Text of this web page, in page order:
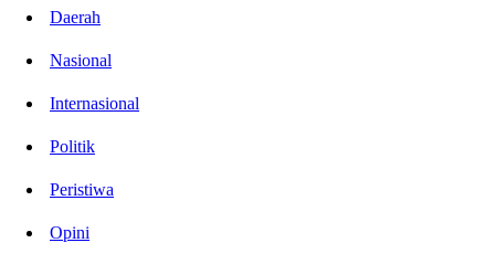
Daerah
Nasional
Internasional
Politik
Peristiwa
Opini